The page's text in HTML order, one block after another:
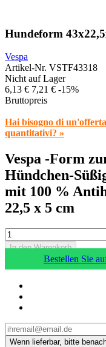
Hundeform
Vespa
Artikel-Nr. VSTF43318
Nicht auf Lager
6,13 € 7,21 € -15%
Bruttopreis
Hai bisogno di
quantitativi? »
Vespa -Form
Hündchen-
mit 100 %
22,5 x 5 cm
In den Warenkorb
Bestellen Sie